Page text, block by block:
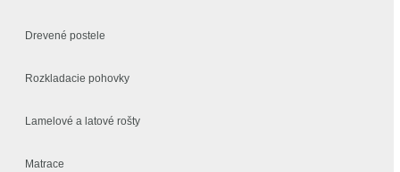
Drevené postele
Rozkladacie pohovky
Lamelové a latové rošty
Matrace